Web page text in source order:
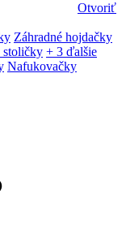
Otvoriť
Záhradné hojdačky
stoličky + 3 ďalšie
Nafukovačky